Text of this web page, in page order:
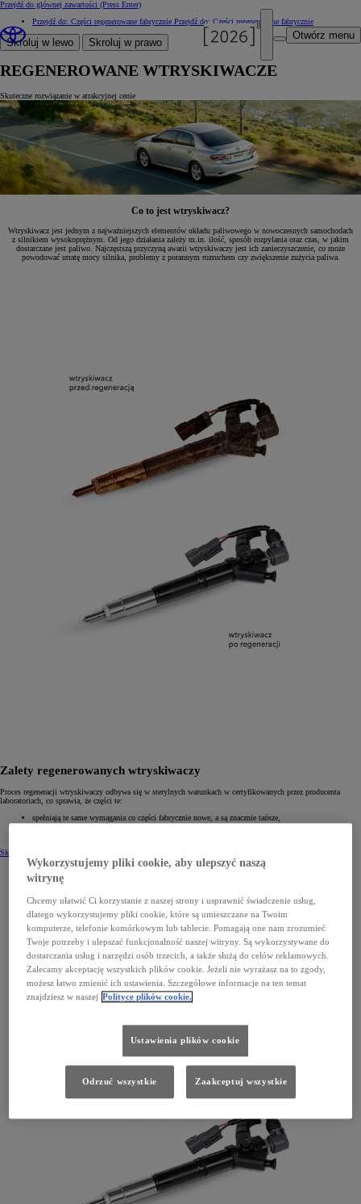
Przejdź do głównej zawartości (Press Enter)
Otwórz menu
Przejdź do: Części regenerowane fabrycznie Przejdź do: Części regenerowane fabrycznie
Skroluj w lewo Skroluj w prawo
REGENEROWANE WTRYSKIWACZE
Skuteczne rozwiązanie w atrakcyjnej cenie
Co to jest wtryskiwacz?
Wtryskiwacz jest jednym z najważniejszych elementów układu paliwowego w nowoczesnych samochodach
z silnikiem wysokoprężnym. Od jego działania zależy m.in. ilość, sposób rozpylania oraz czas, w jakim
dostarczane jest paliwo. Najczęstszą przyczyną awarii wtryskiwaczy jest ich zanieczyszczenie, co może
powodować utratę mocy silnika, problemy z porannym rozruchem czy zwiększenie zużycia paliwa.
Zalety regenerowanych wtryskiwaczy
Proces regeneracji wtryskiwaczy odbywa się w sterylnych warunkach w certyfikowanych przez producenta
laboratoriach, co sprawia, że części te:
spełniają te same wymagania co części fabrycznie nowe, a są znacznie tańsze,
zachowują normy jakościowe Toyoty,
Skontaktuj się z Dilerem w celu wymiany
Wykorzystujemy pliki cookie, aby ulepszyć naszą
witrynę
Chcemy ułatwić Ci korzystanie z naszej strony i usprawnić świadczenie usług,
dlatego wykorzystujemy pliki cookie, które są umieszczane na Twoim
komputerze, telefonie komórkowym lub tablecie. Pomagają one nam zrozumieć
Twoje potrzeby i ulepszać funkcjonalność naszej witryny. Są wykorzystywane do
dostarczania usług i narzędzi osób trzecich, a także służą do celów reklamowych.
Zalecamy akceptację wszystkich plików cookie. Jeżeli nie wyrażasz na to zgody,
możesz łatwo zmienić ich ustawienia. Szczegółowe informacje na ten temat
znajdziesz w naszej Polityce plików cookie.
Ustawienia plików cookie
Odrzuć wszystkie Zaakceptuj wszystkie